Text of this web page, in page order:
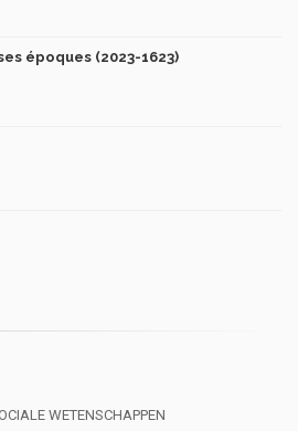
époques (2023-1623)
WETENSCHAPPEN